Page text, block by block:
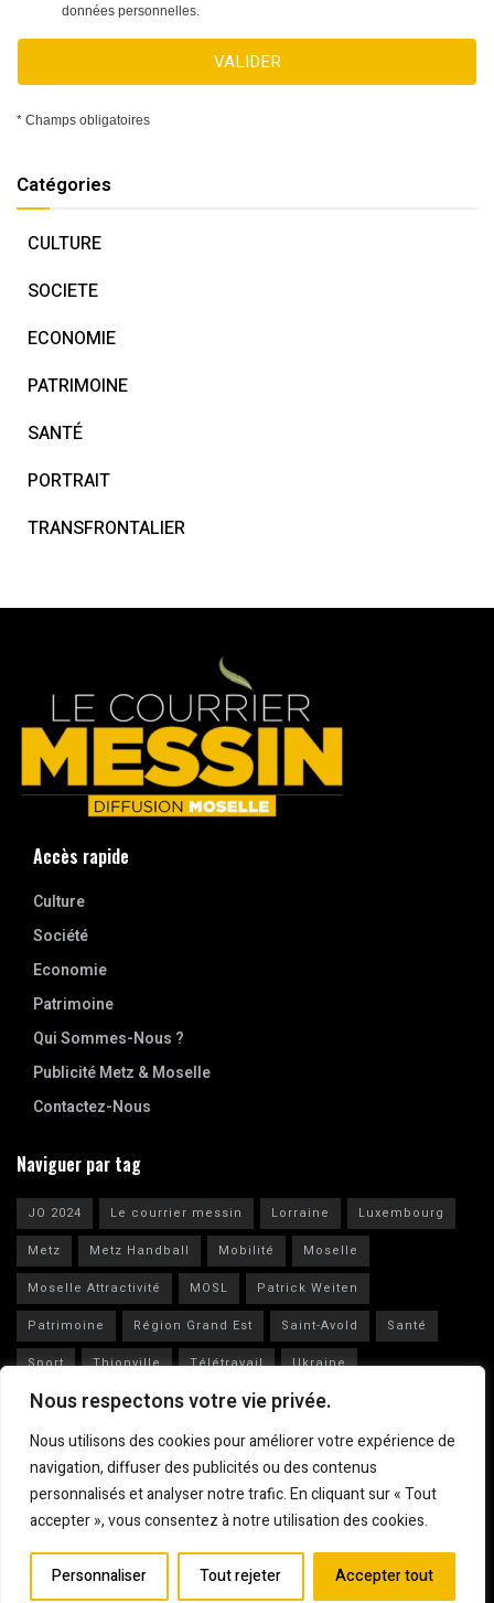
Nous respectons votre vie privée.
Nous utilisons des cookies pour améliorer votre expérience de
navigation, diffuser des publicités ou des contenus
personnalisés et analyser notre trafic. En cliquant sur « Tout
accepter », vous consentez à notre utilisation des cookies.
Personnaliser Tout rejeter Accepter tout
données personnelles.
VALIDER
* Champs obligatoires
Catégories
CULTURE
SOCIETE
ECONOMIE
PATRIMOINE
SANTÉ
PORTRAIT
TRANSFRONTALIER
Accès rapide
Culture
Société
Economie
Patrimoine
Qui Sommes-Nous ?
Publicité Metz & Moselle
Contactez-Nous
Naviguer par tag
JO 2024 Le courrier messin Lorraine
Luxembourg
Metz
Metz Handball Mobilité
Moselle
Moselle Attractivité
MOSL
Patrick Weiten
Patrimoine
Région Grand Est Saint-Avold
Santé
Sport
Thionville Télétravail
Ukraine
Vianney Huguenot
Ville de Metz
Mentions légales
© 2023Le Courrier Messin